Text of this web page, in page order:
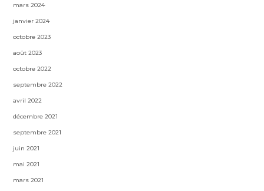
mars 2024
janvier 2024
octobre 2023
août 2023
octobre 2022
septembre 2022
avril 2022
décembre 2021
septembre 2021
juin 2021
mai 2021
mars 2021